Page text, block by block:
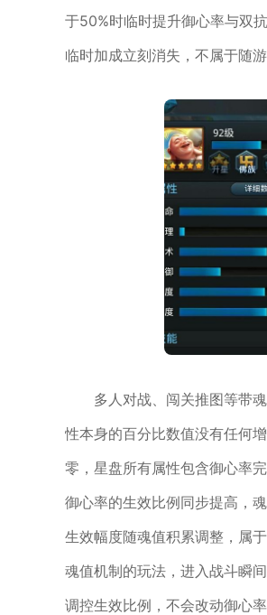
于50%时临时提升御心率与双
临时加成立刻消失，不属于随
多人对战、闯关推图等带
性本身的百分比数值没有任何
零，星盘所有属性包含御心率
御心率的生效比例同步提高，
生效幅度随魂值积累调整，属
魂值机制的玩法，进入战斗瞬
调控生效比例，不会改动御心率